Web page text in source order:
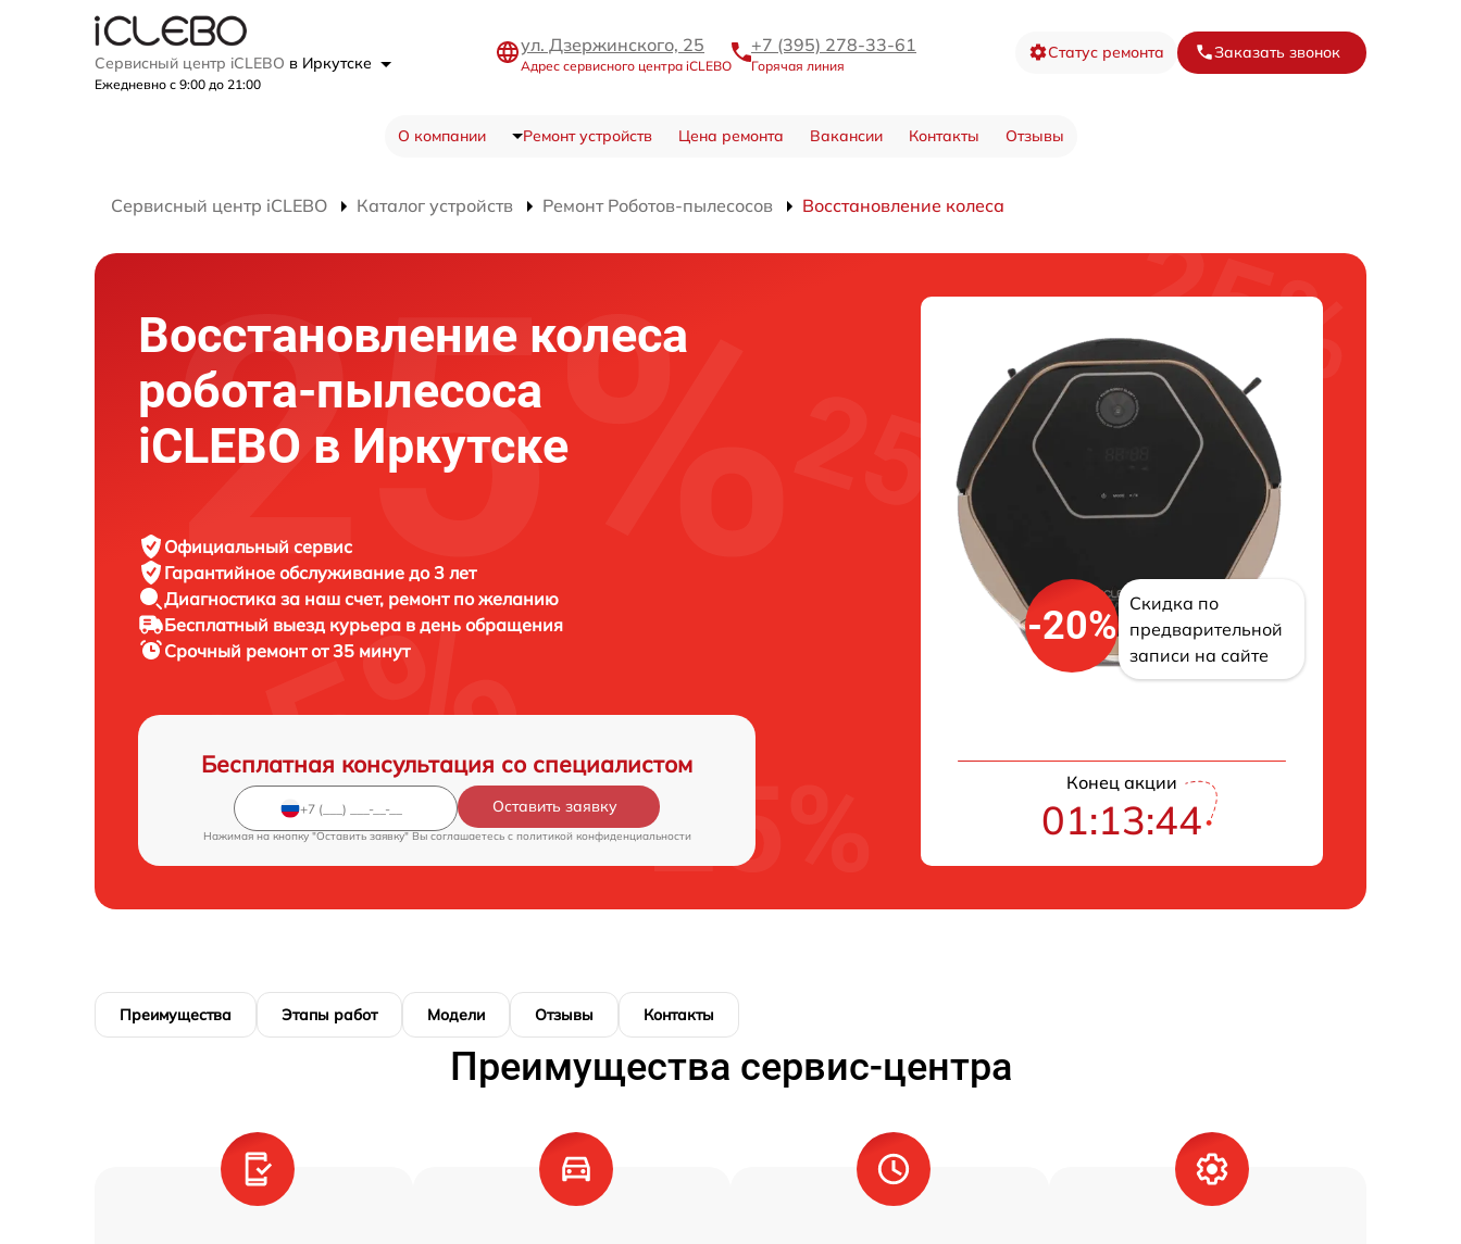
Сервисный центр iCLEBO в Иркутске
Ежедневно с 9:00 до 21:00
ул. Дзержинского, 25
Адрес сервисного центра iCLEBO
+7 (395) 278-33-61
Горячая линия
Статус ремонта Заказать звонок
О компании Ремонт устройств Цена ремонта Вакансии Контакты Отзывы
Сервисный центр iCLEBO Каталог устройств Ремонт Роботов-пылесосов Восстановление колеса
Восстановление колеса
робота-пылесоса
iCLEBO в Иркутске
Официальный сервис
Гарантийное обслуживание до 3 лет
Диагностика за наш счет, ремонт по желанию
Бесплатный выезд курьера в день обращения
Срочный ремонтот 35 минут
Бесплатная консультация со специалистом
Оставить заявку
Нажимая на кнопку "Оставить заявку" Вы соглашаетесь c политикой конфиденциальности
-20%
Скидка по
предварительной
записи на сайте
Конец акции
01:13:43
Преимущества Этапы работ Модели Отзывы Контакты
Преимущества сервис-центра